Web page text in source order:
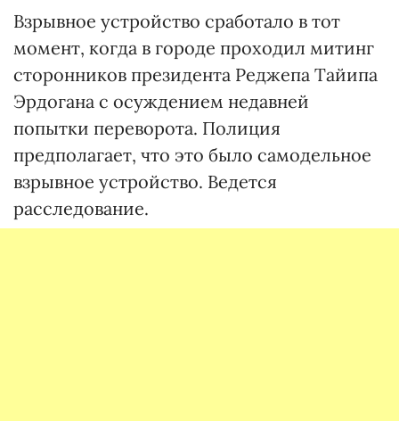
Взрывное устройство сработало в тот
момент, когда в городе проходил митинг
сторонников президента Реджепа Тайипа
Эрдогана с осуждением недавней
попытки переворота. Полиция
предполагает, что это было самодельное
взрывное устройство. Ведется
расследование.